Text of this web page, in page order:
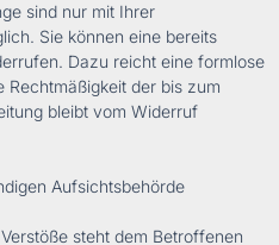
sind nur mit Ihrer
Sie können eine bereits
Dazu reicht eine formlose
Rechtmäßigkeit der bis zum
bleibt vom Widerruf
Aufsichtsbehörde
steht dem Betroffenen